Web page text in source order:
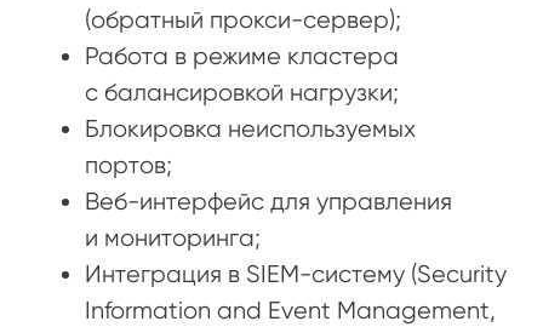
(обратный прокси-сервер);
Работа в режиме кластера
с балансировкой нагрузки;
Блокировка неиспользуемых
портов;
Веб-интерфейс для управления
и мониторинга;
Интеграция в SIEM-систему (Security
Information and Event Management,